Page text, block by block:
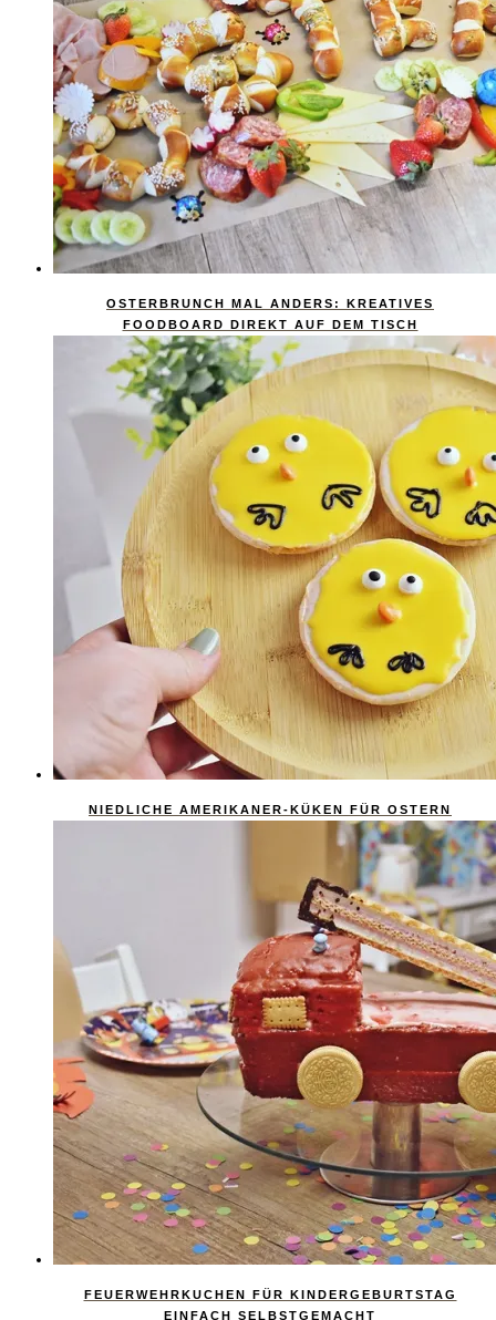
OSTERBRUNCH MAL ANDERS: KREATIVES
FOODBOARD DIREKT AUF DEM TISCH
NIEDLICHE AMERIKANER-KÜKEN FÜR OSTERN
FEUERWEHRKUCHEN FÜR KINDERGEBURTSTAG
EINFACH SELBSTGEMACHT